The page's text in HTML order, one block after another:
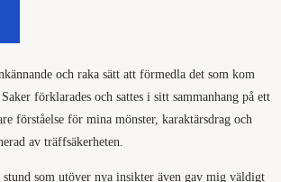
och raka sätt att förmedla det som kom
förklarades och sattes i sitt sammanhang på ett
förståelse för mina mönster, karaktärsdrag och
av träffsäkerheten.
som utöver nya insikter även gav mig väldigt